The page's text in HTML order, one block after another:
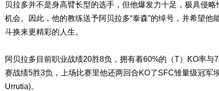
贝拉多并不是身高臂长型的选手，但他爆发力十足，极具侵
机会。因此，他的教练送予阿贝拉多“泰森”的绰号，并希望他
斗换来更精彩的人生。
阿贝拉多目前职业战绩20胜8负，拥有着60%的（T）KO率与
赛战绩5胜3负，上场比赛里他还两回合KO了SFC雏量级冠军
Urrutia)。